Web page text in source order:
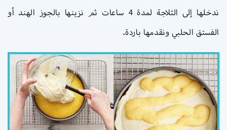
ندخلها إلى الثلاجة لمدة 4 ساعات ثم نزينها بالجوز الهند أو
الفستق الحلبي ونقدمها باردة.